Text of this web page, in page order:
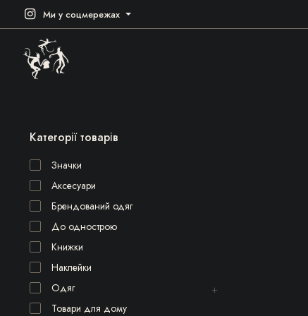
Ми у соцмережах
Категорії товарів
Значки
Аксесуари
Брендований одяг
До однострою
Книжки
Наклейки
Одяг
Товари для дому